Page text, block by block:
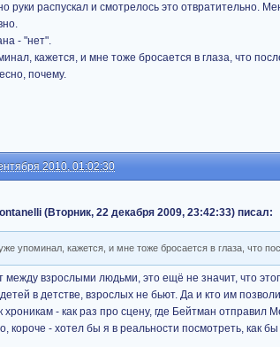
руки распускал и смотрелось это отвратительно.
- "нет".
кажется, и мне тоже бросается в глаза, что
почему.
2010, 01:02:30
(Вторник, 22 декабря 2009, 23:42:33) писал:
упоминал, кажется, и мне тоже бросается в глаза, что
между взрослыми людьми, это ещё не значит, что
в детстве, взрослых не бьют. Да и кто им
хроникам - как раз про сцену, где Бейтман
короче - хотел бы я в реальности посмотреть, как